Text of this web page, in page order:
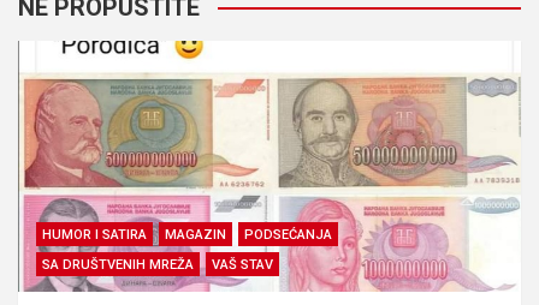
NE PROPUSTITE
HUMOR I SATIRA MAGAZIN
PODSEĆANJA
SA DRUŠTVENIH MREŽA
VAŠ STAV